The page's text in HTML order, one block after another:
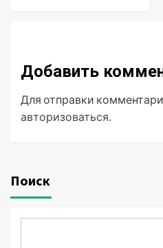
Добавить
Для отправки
авторизоваться.
Поиск